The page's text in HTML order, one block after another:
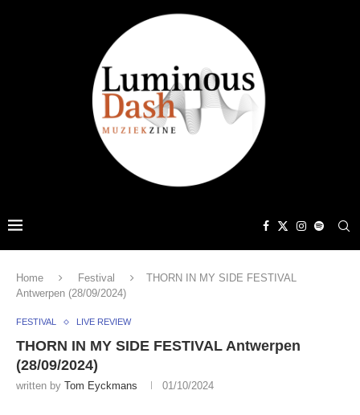
Home Festival
THORN IN MY SIDE FESTIVAL
Antwerpen (28/09/2024)
FESTIVAL LIVE REVIEW
THORN IN MY SIDE FESTIVAL Antwerpen
(28/09/2024)
written by Tom Eyckmans 01/10/2024